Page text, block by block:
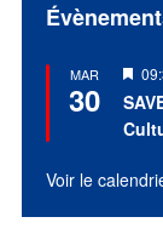
MAR
30
Mis
en
Voir le